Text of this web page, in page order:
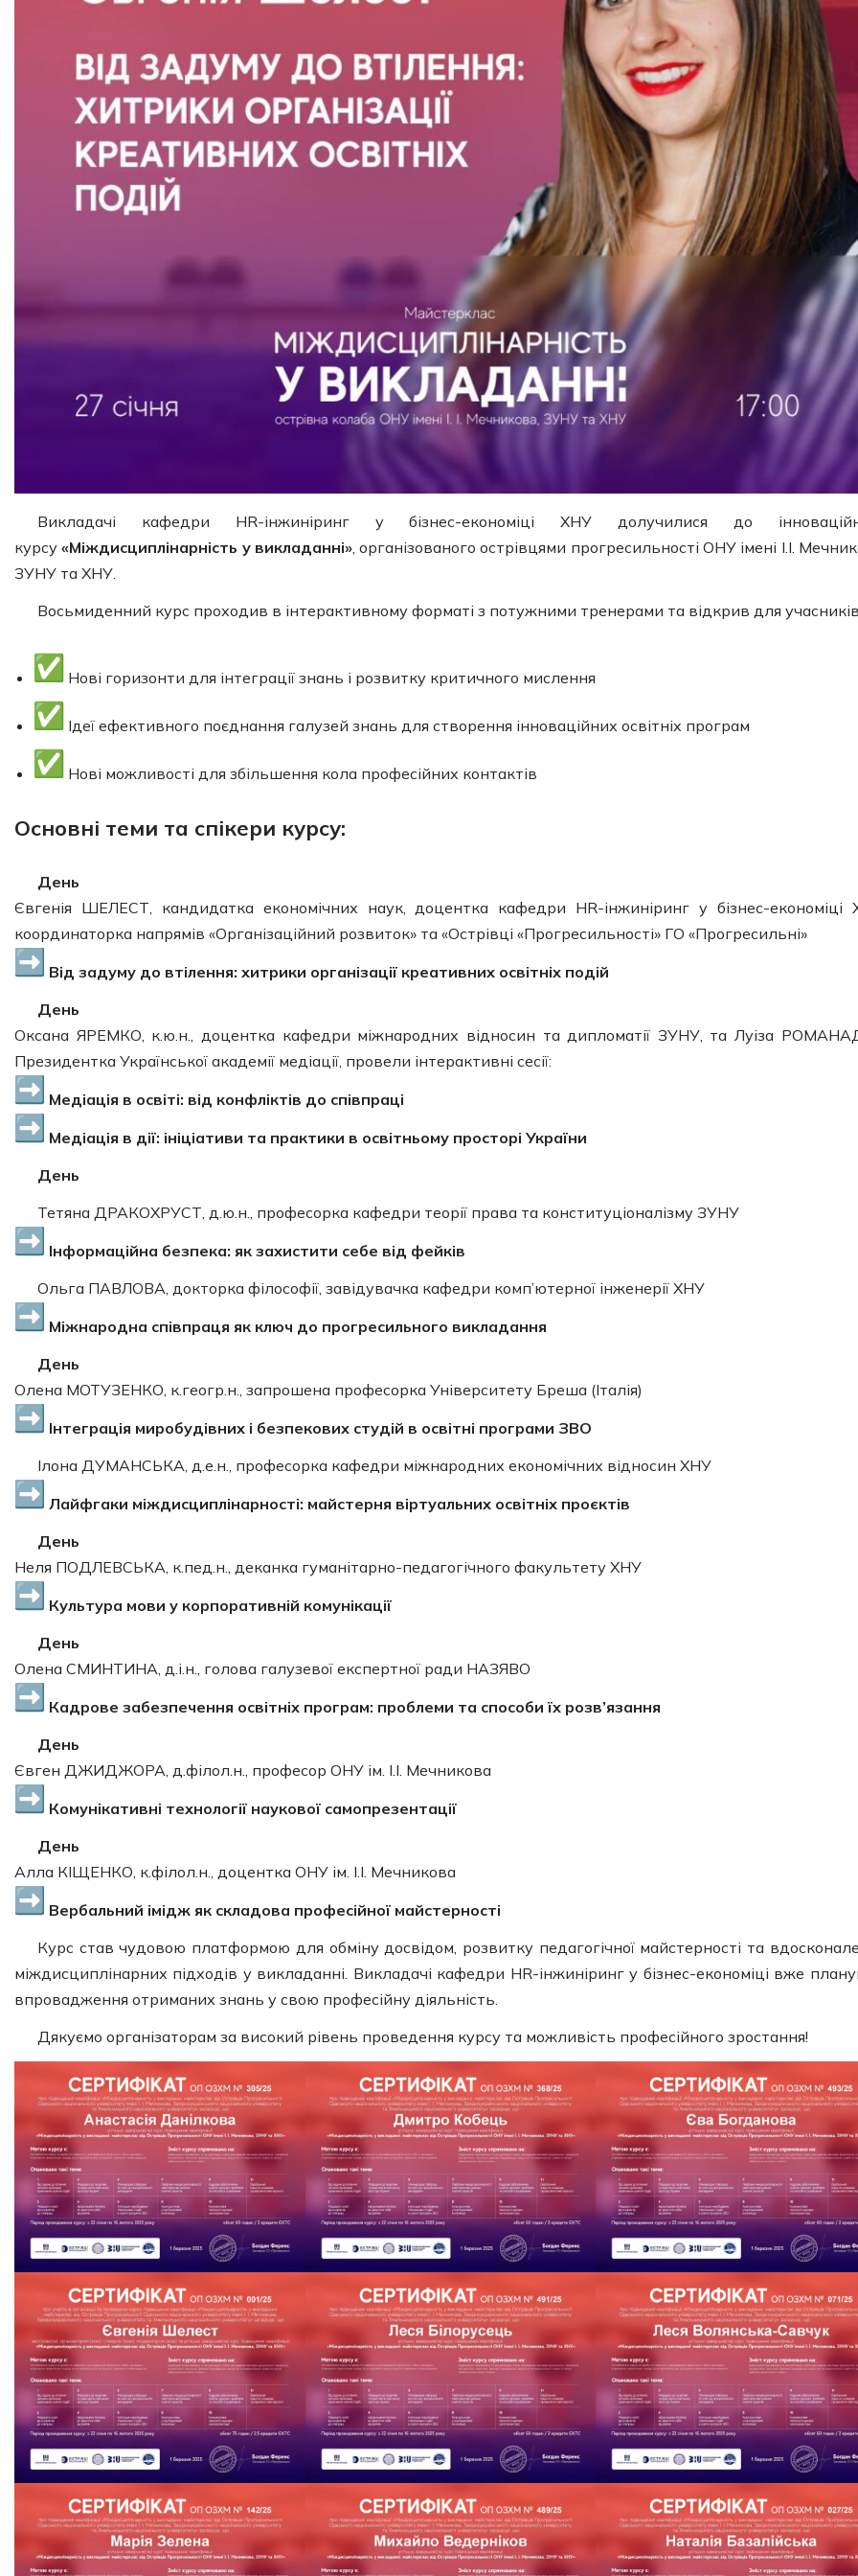
Викладачі кафедри HR-інжиніринг у бізнес-економіці ХНУ долучилися до
курсу«Міждисциплінарність у викладанні», організованого острівцями прогресильності ОНУ імені І.І.
ЗУНУ та ХНУ.
Восьмиденний курс проходив в інтерактивному форматі з потужними тренерами та відкрив для
Нові горизонти для інтеграції знань і розвитку критичного мислення
Ідеї ефективного поєднання галузей знань для створення інноваційних освітніх програм
Нові можливості для збільшення кола професійних контактів
Основні теми та спікери курсу:
День
Євгенія ШЕЛЕСТ, кандидатка економічних наук, доцентка кафедри HR-інжиніринг у бізнес-економіці
координаторка напрямів «Організаційний розвиток» та «Острівці «Прогресильності» ГО «Прогресильні»
Від задуму до втілення: хитрики організації креативних освітніх подій
День
Оксана ЯРЕМКО, к.ю.н., доцентка кафедри міжнародних відносин та дипломатії ЗУНУ, та Луіза
Президентка Української академії медіації, провели інтерактивні сесії:
Медіація в освіті: від конфліктів до співпраці
Медіація в дії: ініціативи та практики в освітньому просторі України
День
Тетяна ДРАКОХРУСТ, д.ю.н., професорка кафедри теорії права та конституціоналізму ЗУНУ
Інформаційна безпека: як захистити себе від фейків
Ольга ПАВЛОВА, докторка філософії, завідувачка кафедри комп’ютерної інженерії ХНУ
Міжнародна співпраця як ключ до прогресильного викладання
День
Олена МОТУЗЕНКО, к.геогр.н., запрошена професорка Університету Бреша (Італія)
Інтеграція миробудівних і безпекових студій в освітні програми ЗВО
Ілона ДУМАНСЬКА, д.е.н., професорка кафедри міжнародних економічних відносин ХНУ
Лайфгаки міждисциплінарності: майстерня віртуальних освітніх проєктів
День
Неля ПОДЛЕВСЬКА, к.пед.н., деканка гуманітарно-педагогічного факультету ХНУ
Культура мови у корпоративній комунікації
День
Олена СМИНТИНА, д.і.н., голова галузевої експертної ради НАЗЯВО
Кадрове забезпечення освітніх програм: проблеми та способи їх розв’язання
День
Євген ДЖИДЖОРА, д.філол.н., професор ОНУ ім. І.І. Мечникова
Комунікативні технології наукової самопрезентації
День
Алла КІЩЕНКО, к.філол.н., доцентка ОНУ ім. І.І. Мечникова
Вербальний імідж як складова професійної майстерності
Курс став чудовою платформою для обміну досвідом, розвитку педагогічної майстерності та
міждисциплінарних підходів у викладанні. Викладачі кафедри HR-інжиніринг у бізнес-економіці вже
впровадження отриманих знань у свою професійну діяльність.
Дякуємо організаторам за високий рівень проведення курсу та можливість професійного зростання!